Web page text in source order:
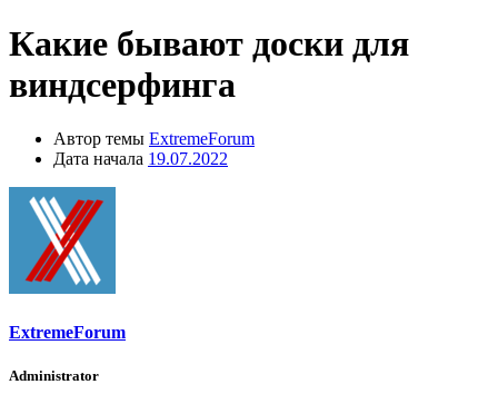
Какие бывают доски для
виндсерфинга
Автор темы ExtremeForum
Дата начала 19.07.2022
ExtremeForum
Administrator